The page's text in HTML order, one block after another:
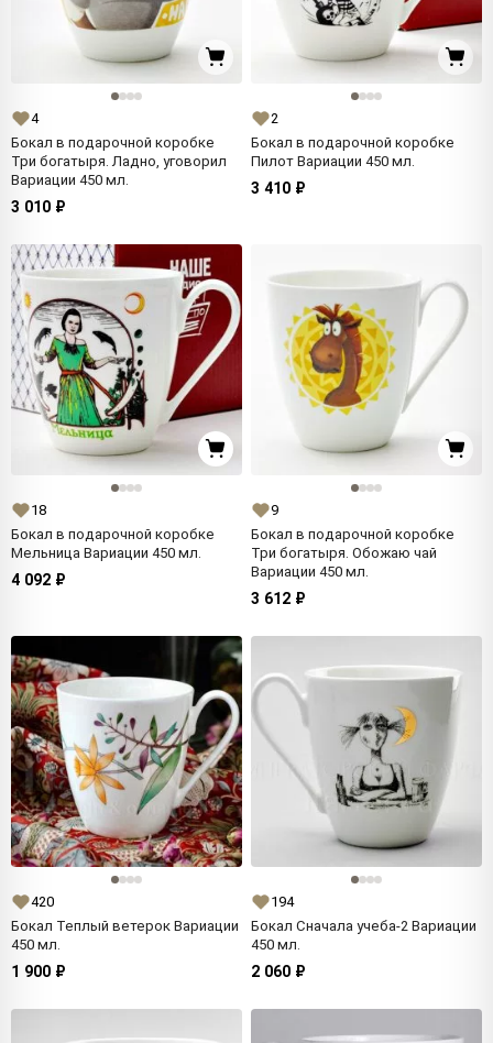
4
Бокал в подарочной коробке
Три богатыря. Ладно, уговорил
Вариации 450 мл.
3 010 ₽
2
Бокал в подарочной коробке
Пилот Вариации 450 мл.
3 410 ₽
18
Бокал в подарочной коробке
Мельница Вариации 450 мл.
4 092 ₽
9
Бокал в подарочной коробке
Три богатыря. Обожаю чай
Вариации 450 мл.
3 612 ₽
420
Бокал Теплый ветерок Вариации
450 мл.
1 900 ₽
194
Бокал Сначала учеба-2 Вариации
450 мл.
2 060 ₽